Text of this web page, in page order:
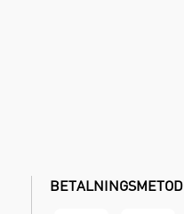
BETALNINGSMETOD